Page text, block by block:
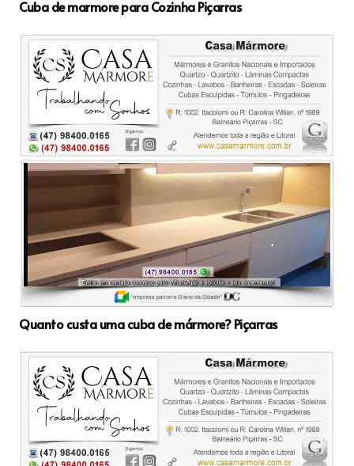
Cuba de marmore para Cozinha Piçarras
Quanto custa uma cuba de mármore? Piçarras